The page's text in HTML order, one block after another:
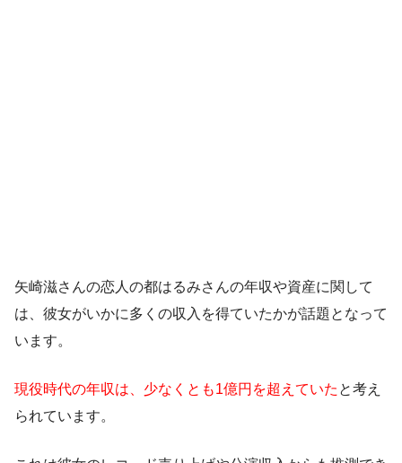
矢崎滋さんの恋人の都はるみさんの年収や資産に関して
は、彼女がいかに多くの収入を得ていたかが話題となって
います。
現役時代の年収は、少なくとも1億円を超えていた と考え
られています。